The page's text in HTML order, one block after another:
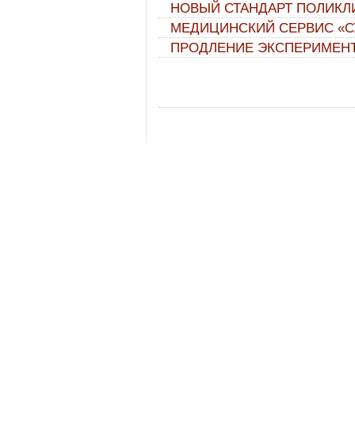
НОВЫЙ СТАНДАРТ
МЕДИЦИНСКИЙ СЕРВИС
ПРОДЛЕНИЕ